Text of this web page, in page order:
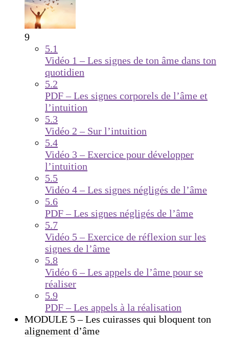
9
5.1
Vidéo 1 – Les signes de ton âme dans ton
quotidien
5.2
PDF – Les signes corporels de l’âme et
l’intuition
5.3
Vidéo 2 – Sur l’intuition
5.4
Vidéo 3 – Exercice pour développer
l’intuition
5.5
Vidéo 4 – Les signes négligés de l’âme
5.6
PDF – Les signes négligés de l’âme
5.7
Vidéo 5 – Exercice de réflexion sur les
signes de l’âme
5.8
Vidéo 6 – Les appels de l’âme pour se
réaliser
5.9
PDF – Les appels à la réalisation
MODULE 5 – Les cuirasses qui bloquent ton
alignement d’âme